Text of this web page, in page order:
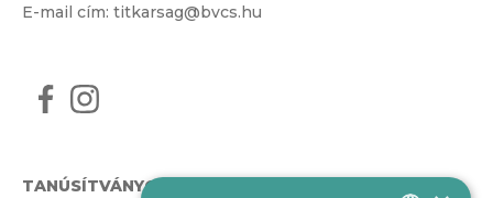
E-mail cím: titkarsag@bvcs.hu
TANÚSÍTVÁNYOK